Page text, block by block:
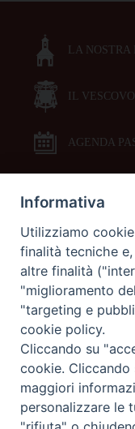
LA NOSTRA
IL VESCOVO
AGENDA
ORARI
LITURGIA
GALLERIE
GALLERIE
Informativa
Utilizziamo
finalità tecniche
altre finalità
"miglioramento
"targeting e
cookie policy.
Cliccando su
cookie. Cliccando
maggiori
personalizzare le